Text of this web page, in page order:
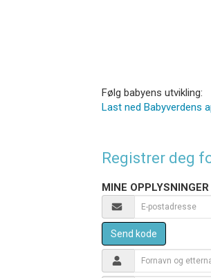
Følg babyens utvikling:
Last ned Babyverdens
Registrer deg
MINE OPPLYSNINGER
Send kode